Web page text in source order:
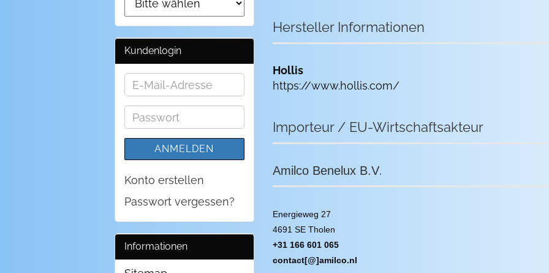
Hersteller Informationen
Hollis
https://www.hollis.com/
Importeur / EU-Wirtschaftsakteur
Amilco Benelux B.V.
Energieweg 27
4691 SE Tholen
+31 166 601 065
contact[@]amilco.nl
Kundenlogin
E-
Adresse
Passwort
ANMELDEN
Konto erstellen
Passwort vergessen?
Informationen